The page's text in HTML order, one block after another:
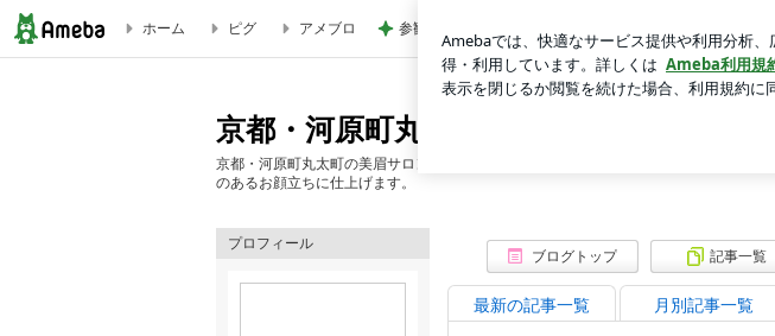
炭酸フェイスワックス｜京都・河原町丸太町の美眉サロン ライズ｜眉スタイリング＆育
ホーム ピグ アメブロ 参観日ドタキャン夫の悲惨な末路
京都・河原町丸太町の美眉サロン ライ
京都・河原町丸太町の美眉サロン＆眉スクール ライズは京阪線神宮丸太町駅徒歩
のあるお顔立ちに仕上げます。
ブログトップ 記事一覧
最新の記事一覧 月別記事一覧
プロフィール